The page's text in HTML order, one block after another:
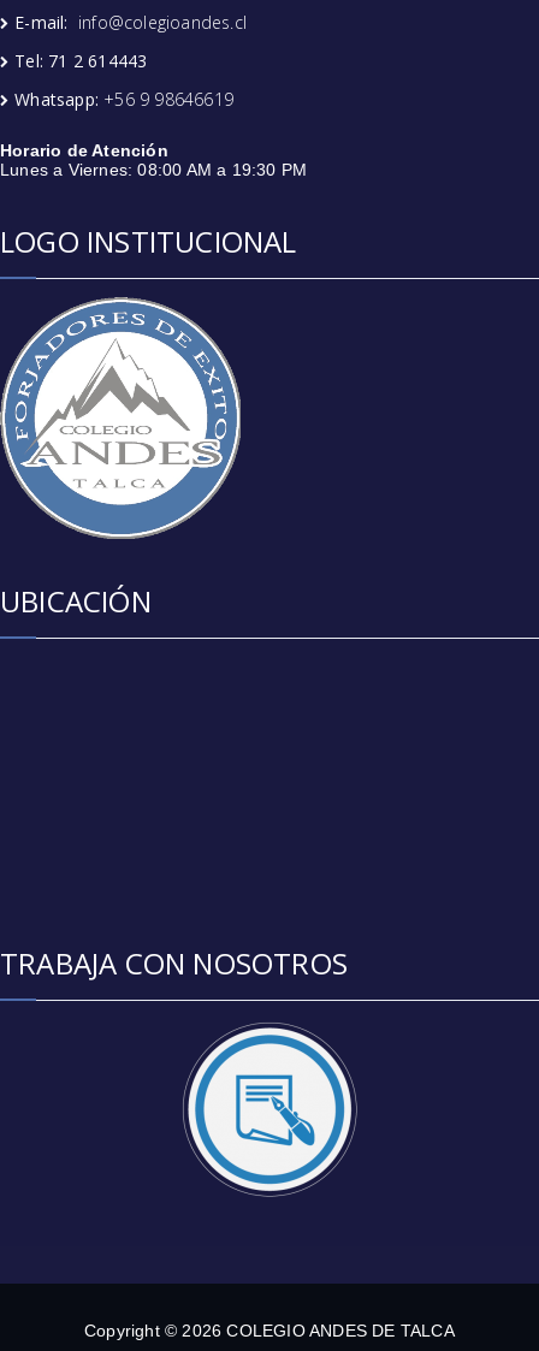
E-mail: info@colegioandes.cl
Tel: 71 2 614443
Whatsapp: +56 9 98646619
Horario de Atención
Lunes a Viernes: 08:00 AM a 19:30 PM
LOGO INSTITUCIONAL
UBICACIÓN
TRABAJA CON NOSOTROS
Copyright © 2026 COLEGIO ANDES DE TALCA